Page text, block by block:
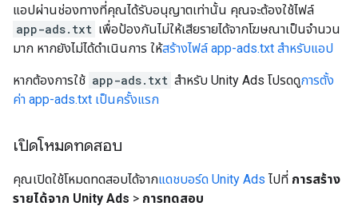
แอปผ่านช่องทางที่คุณได้รับอนุญาตเท่านั้น คุณจะต้องใช้ไฟล์
app-ads.txt เพื่อป้องกันไม่ให้เสียรายได้จากโฆษณาเป็นจำนวน
มาก หากยังไม่ได้ดำเนินการ ให้สร้างไฟล์ app-ads.txt สำหรับแอป
หากต้องการใช้ app-ads.txt สำหรับ Unity Ads โปรดดูการตั้ง
ค่า app-ads.txt เป็นครั้งแรก
เปิดโหมดทดสอบ
คุณเปิดใช้โหมดทดสอบได้จากแดชบอร์ด Unity Ads ไปที่ การสร้าง
รายได้จาก Unity Ads > การทดสอบ